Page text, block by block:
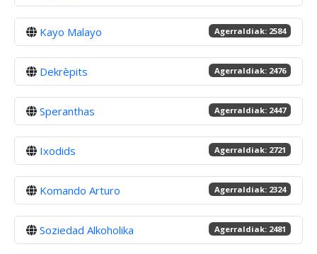
Kayo Malayo Agerraldiak: 2584
Dekrèpits Agerraldiak: 2476
Speranthas Agerraldiak: 2447
Ixodids Agerraldiak: 2721
Komando Arturo Agerraldiak: 2324
Soziedad Alkoholika Agerraldiak: 2481